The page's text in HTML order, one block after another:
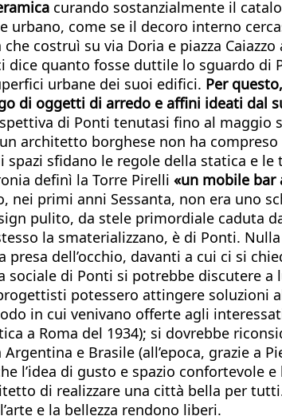
curando sostanzialmente il
come se il decoro interno
costruì su via Doria e piazza
quanto fosse duttile lo sguardo
urbane dei suoi edifici. Per
di oggetti di arredo e affini ideati dal
di Ponti tenutasi fino al maggio
architetto borghese non ha
spazi sfidano le regole della statica e
definì la Torre Pirelli «un mobile bar
primi anni Sessanta, non era uno
pulito, da stele primordiale caduta
la smaterializzano, è di Ponti.
dell’occhio, davanti a cui ci si
sociale di Ponti si potrebbe discutere
potessero attingere soluzioni
in cui venivano offerte agli
a Roma del 1934); si dovrebbe
e Brasile (all’epoca, grazie a
l’idea di gusto e spazio confortevole
di realizzare una città bella per
e la bellezza rendono liberi.